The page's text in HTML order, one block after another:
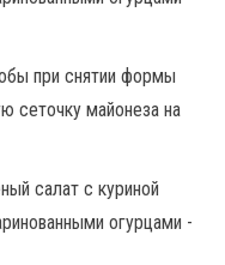
при снятии формы
сеточку майонеза на